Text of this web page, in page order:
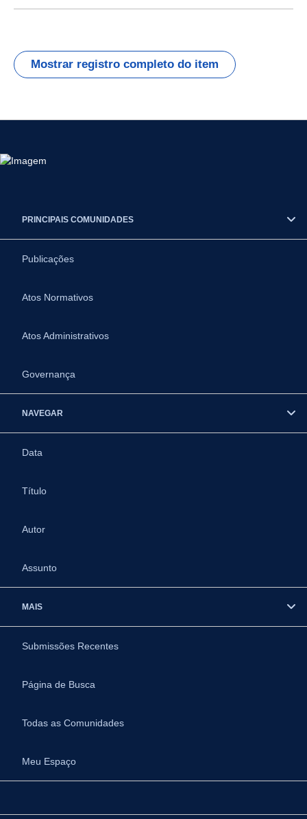
Mostrar registro completo do item
PRINCIPAIS COMUNIDADES
Publicações
Atos Normativos
Atos Administrativos
Governança
NAVEGAR
Data
Título
Autor
Assunto
MAIS
Submissões Recentes
Página de Busca
Todas as Comunidades
Meu Espaço